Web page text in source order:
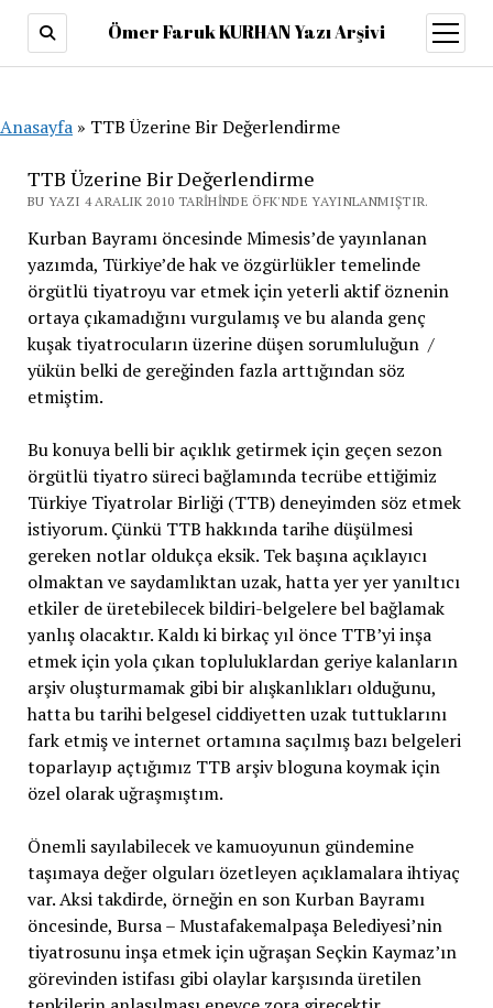
Ömer Faruk KURHAN Yazı Arşivi
aç
Anasayfa » TTB Üzerine Bir Değerlendirme
TTB Üzerine Bir Değerlendirme
BU YAZI 4 ARALIK 2010 TARIHINDE ÖFK'NDE YAYINLANMIŞTIR.
Kurban Bayramı öncesinde Mimesis’de yayınlanan
yazımda, Türkiye’de hak ve özgürlükler temelinde
örgütlü tiyatroyu var etmek için yeterli aktif öznenin
ortaya çıkamadığını vurgulamış ve bu alanda genç
kuşak tiyatrocuların üzerine düşen sorumluluğun /
yükün belki de gereğinden fazla arttığından söz
etmiştim.
Bu konuya belli bir açıklık getirmek için geçen sezon
örgütlü tiyatro süreci bağlamında tecrübe ettiğimiz
Türkiye Tiyatrolar Birliği (TTB) deneyimden söz etmek
istiyorum. Çünkü TTB hakkında tarihe düşülmesi
gereken notlar oldukça eksik. Tek başına açıklayıcı
olmaktan ve saydamlıktan uzak, hatta yer yer yanıltıcı
etkiler de üretebilecek bildiri-belgelere bel bağlamak
yanlış olacaktır. Kaldı ki birkaç yıl önce TTB’yi inşa
etmek için yola çıkan topluluklardan geriye kalanların
arşiv oluşturmamak gibi bir alışkanlıkları olduğunu,
hatta bu tarihi belgesel ciddiyetten uzak tuttuklarını
fark etmiş ve internet ortamına saçılmış bazı belgeleri
toparlayıp açtığımız TTB arşiv bloguna koymak için
özel olarak uğraşmıştım.
Önemli sayılabilecek ve kamuoyunun gündemine
taşımaya değer olguları özetleyen açıklamalara ihtiyaç
var. Aksi takdirde, örneğin en son Kurban Bayramı
öncesinde, Bursa – Mustafakemalpaşa Belediyesi’nin
tiyatrosunu inşa etmek için uğraşan Seçkin Kaymaz’ın
görevinden istifası gibi olaylar karşısında üretilen